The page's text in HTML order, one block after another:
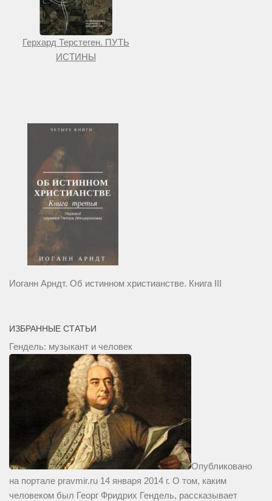
Герхард Терстеген. ПУТЬ
ИСТИНЫ
Иоганн Арндт. Об истинном христианстве. Книга III
ИЗБРАННЫЕ СТАТЬИ
Гендель: музыкант и человек
Опубликовано
на портале pravmir.ru 14 января 2014 г. О том, каким
человеком был Георг Фридрих Гендель, рассказывает